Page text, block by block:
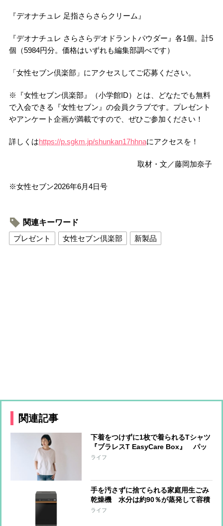
『デオナチュレ 足指さらさらクリーム』
『デオナチュレ さらさらデオドラントパウダー』各1個。計5
個（5984円分。価格はいずれも編集部調べです）
「女性セブン倶楽部」にアクセスしてご応募ください。
※『女性セブン倶楽部』（小学館ID）とは、どなたでも無料
で入会できる『女性セブン』の会員クラブです。プレゼント
やアンケート企画が満載ですので、ぜひご参加ください！
詳しくはhttps://p.sgkm.jp/shunkan17hhnaにアクセスを！
取材・文／藤岡加奈子
※女性セブン2026年6月4日号
関連キーワード
プレゼント
女性セブン倶楽部 新製品
関連記事
下着をつけずに1枚で着られるTシャツ
『ブラレスT EasyCare Box』 パッ
ドを動かせる新構造を採用、動いても
ライフ
手を汚さずに捨てられる家庭用生ごみ
乾燥機 水分は約90％が蒸発して容積
は約80％減量 肉片・貝殻・骨・種な
ライフ